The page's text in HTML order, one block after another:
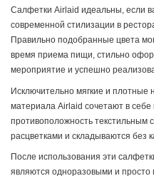
Салфетки Airlaid идеальны, если
современной стилизации в
Правильно подобранные цвета
время приема пищи, стильно
мероприятие и успешно
Исключительно мягкие и плотные
материала Airlaid сочетают в себе
противоположность текстильным
расцветками и складываются без
После использования эти
являются одноразовыми и